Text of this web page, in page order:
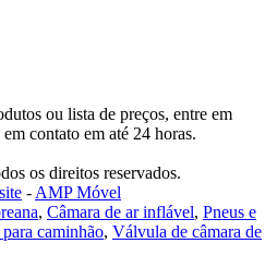
ou lista de preços, entre em
contato em até 24 horas.
os direitos reservados.
-AMP Móvel
, Câmara de ar inflável, Pneus e
caminhão, Válvula de câmara de